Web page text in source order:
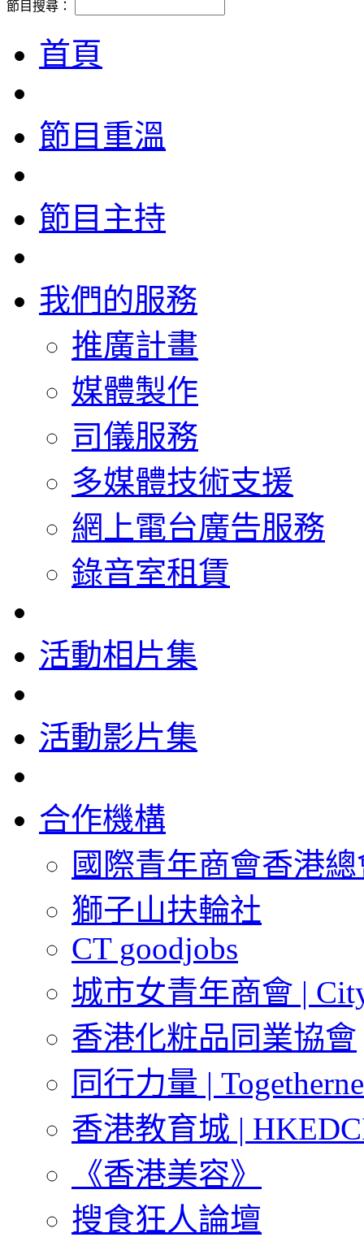
節目搜尋：
首頁
節目重溫
節目主持
我們的服務
推廣計畫
媒體製作
司儀服務
多媒體技術支援
網上電台廣告服務
錄音室租賃
活動相片集
活動影片集
合作機構
國際青年商會香港
獅子山扶輪社
CT goodjobs
城市女青年商會 |
香港化粧品同業協會
同行力量 |
香港教育城 |
《香港美容》
搜食狂人論壇